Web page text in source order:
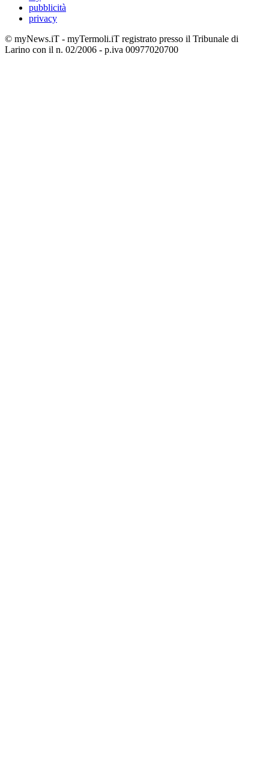
pubblicità
privacy
© myNews.iT - myTermoli.iT registrato presso il Tribunale di
Larino con il n. 02/2006 - p.iva 00977020700